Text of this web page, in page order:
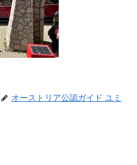
オーストリア公認ガイド ユミ